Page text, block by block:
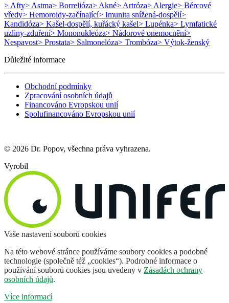
> Afty> Astma> Borrelióza> Akné> Artróza> Alergie> Bércové
vředy> Hemoroidy-začínající> Imunita snížená-dospělí>
Kandidóza> Kašel-dospělí, kuřácký kašel> Lupénka> Lymfatické
uzliny-zduření> Mononukleóza> Nádorové onemocnění>
Nespavost> Prostata> Salmonelóza> Trombóza> Výtok-ženský
Důležité informace
Obchodní podmínky
Zpracování osobních údajů
Financováno Evropskou unií
Spolufinancováno Evropskou unií
© 2026 Dr. Popov, všechna práva vyhrazena.
Vyrobil
Vaše nastavení souborů cookies
Na této webové stránce používáme soubory cookies a podobné
technologie (společně též „cookies“). Podrobné informace o
používání souborů cookies jsou uvedeny v Zásadách ochrany
osobních údajů.
Více informací